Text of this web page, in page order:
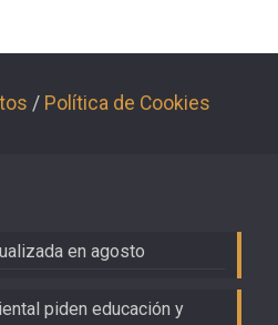
/ Política de Cookies
en agosto
piden educación y